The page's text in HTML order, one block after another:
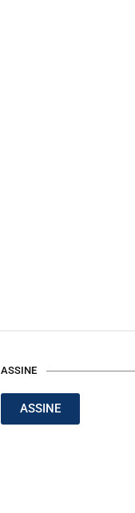
ASSINE
ASSINE